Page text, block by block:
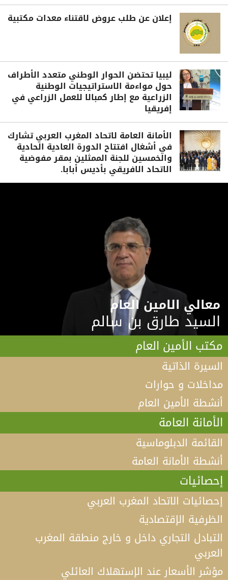
إعلان عن طلب عروض لاقتناء معدات مكتبية
ليبيا تحتضن الحوار الوطني متعدد الأطراف
حول مواءمة الاستراتيجيات الوطنية
الزراعية مع إطار كمبالا للعمل الزراعي في
إفريقيا
الأمانة العامة لاتحاد المغرب العربي تشارك
في أشغال افتتاح الدورة العادية الحادية
والخمسين للجنة الممثلين بمقر مفوضية
الاتحاد الافريقي بأديس أبابا.
معالي الامين العام
السيد طارق بن سالم
مكتب الأمين العام
السيرة الذاتية
مداخلات و حوارات
أنشطة الأمين العام
الأمانة العامة
القائمة الدبلوماسية
أنشطة الأمانة العامة
إحصائيات
إحصائيات الاتحاد المغرب العربي
الظرفية الإقتصادية
التبادل التجاري داخل و خارج منطقة المغرب
العربي
مؤشر الأسعار عند الإستهلاك العائلي
فيديو كلمة الأمين العام لاتحاد المغرب العربي أ.د الطيب